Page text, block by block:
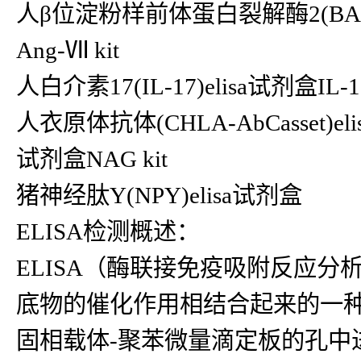
人β位淀粉样前体蛋白裂解酶
Ang-Ⅶ kit
人白介素17(IL-17)elisa试剂盒IL-
人衣原体抗体(CHLA-
试剂盒NAG kit
猪神经肽Y(NPY)elisa试剂盒
ELISA检测概述：
ELISA（酶联接免疫吸附反应分
底物的催化作用相结合起来的一
固相载体-聚苯微量滴定板的孔